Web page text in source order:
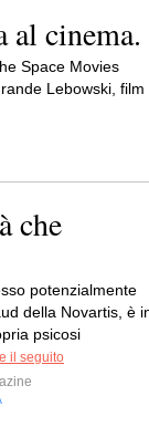
al cinema.
Space Movies
Lebowski, film
che
potenzialmente
della Novartis, è
psicosi
il seguito